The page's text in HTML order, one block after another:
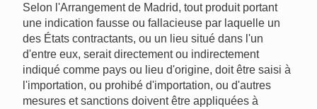
Selon l'Arrangement de Madrid, tout produit portant
une indication fausse ou fallacieuse par laquelle un
des États contractants, ou un lieu situé dans l'un
d'entre eux, serait directement ou indirectement
indiqué comme pays ou lieu d'origine, doit être saisi à
l'importation, ou prohibé d'importation, ou d'autres
mesures et sanctions doivent être appliquées à